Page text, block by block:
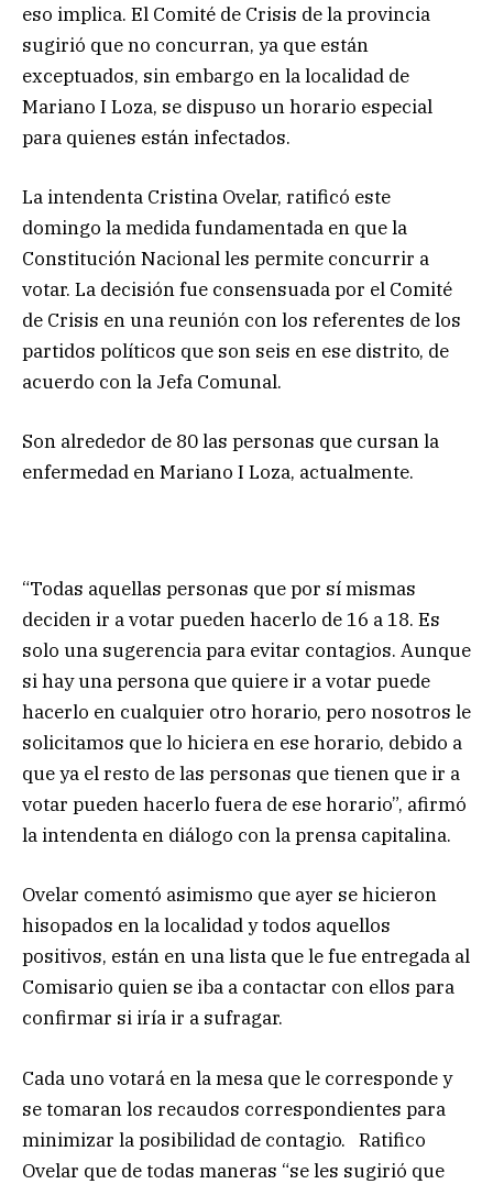
eso implica. El Comité de Crisis de la provincia
sugirió que no concurran, ya que están
exceptuados, sin embargo en la localidad de
Mariano I Loza, se dispuso un horario especial
para quienes están infectados.
La intendenta Cristina Ovelar, ratificó este
domingo la medida fundamentada en que la
Constitución Nacional les permite concurrir a
votar. La decisión fue consensuada por el Comité
de Crisis en una reunión con los referentes de los
partidos políticos que son seis en ese distrito, de
acuerdo con la Jefa Comunal.
Son alrededor de 80 las personas que cursan la
enfermedad en Mariano I Loza, actualmente.
“Todas aquellas personas que por sí mismas
deciden ir a votar pueden hacerlo de 16 a 18. Es
solo una sugerencia para evitar contagios. Aunque
si hay una persona que quiere ir a votar puede
hacerlo en cualquier otro horario, pero nosotros le
solicitamos que lo hiciera en ese horario, debido a
que ya el resto de las personas que tienen que ir a
votar pueden hacerlo fuera de ese horario”, afirmó
la intendenta en diálogo con la prensa capitalina.
Ovelar comentó asimismo que ayer se hicieron
hisopados en la localidad y todos aquellos
positivos, están en una lista que le fue entregada al
Comisario quien se iba a contactar con ellos para
confirmar si iría ir a sufragar.
Cada uno votará en la mesa que le corresponde y
se tomaran los recaudos correspondientes para
minimizar la posibilidad de contagio. Ratifico
Ovelar que de todas maneras “se les sugirió que